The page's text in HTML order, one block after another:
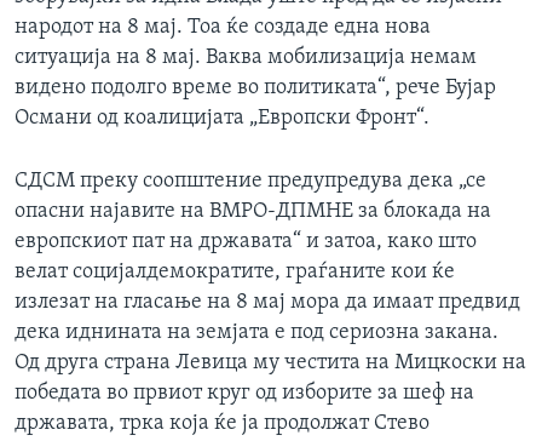
народот на 8 мај. Тоа ќе создаде една нова
ситуација на 8 мај. Ваква мобилизација немам
видено подолго време во политиката“, рече Бујар
Османи од коалицијата „Европски Фронт“.
СДСМ преку соопштение предупредува дека „се
опасни најавите на ВМРО-ДПМНЕ за блокада на
европскиот пат на државата“ и затоа, како што
велат социјалдемократите, граѓаните кои ќе
излезат на гласање на 8 мај мора да имаат предвид
дека иднината на земјата е под сериозна закана.
Од друга страна Левица му честита на Мицкоски на
победата во првиот круг од изборите за шеф на
државата, трка која ќе ја продолжат Стево